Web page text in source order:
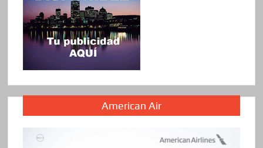
American Air